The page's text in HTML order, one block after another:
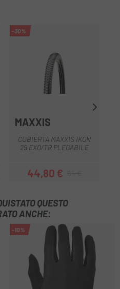
-30%
MAXXIS
CUBIERTA MAXXIS IKON
29 EXO/TR PLEGABILE
Prezzo
44,80 €Prezzo base
QUESTO
ANCHE:
-10%